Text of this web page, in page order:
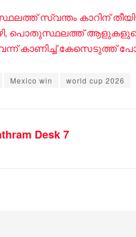
സ്വന്തം കാറിന്
പൊതുസ്ഥലത്ത് ആളുകളുടെ
കാണിച്ച് കേസെടുത്ത്
Mexico win world cup 2026
Desk 7